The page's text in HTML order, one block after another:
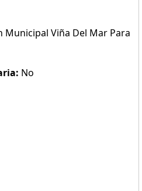
Municipal Viña Del Mar Para
No